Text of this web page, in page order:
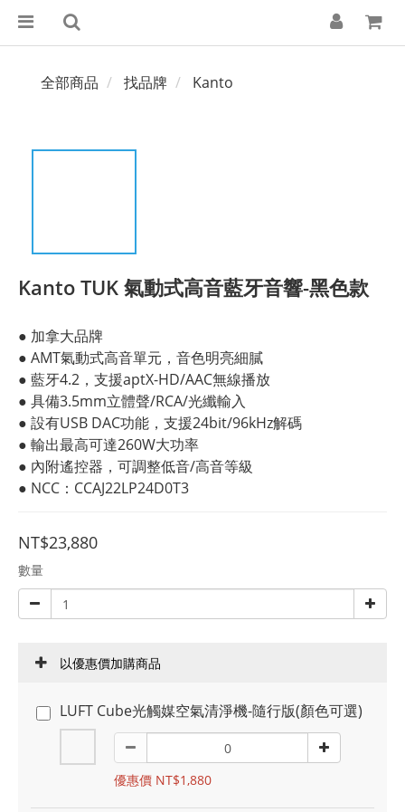
全部商品 找品牌 Kanto
Kanto TUK 氣動式高音藍牙音響-黑色款
● 加拿大品牌
● AMT氣動式高音單元，音色明亮細膩
● 藍牙4.2，支援aptX-HD/AAC無線播放
● 具備3.5mm立體聲/RCA/光纖輸入
● 設有USB DAC功能，支援24bit/96kHz解碼
● 輸出最高可達260W大功率
● 內附遙控器，可調整低音/高音等級
● NCC：CCAJ22LP24D0T3
NT$23,880
數量
以優惠價加購商品
LUFT Cube光觸媒空氣清淨機-隨行版(顏色可選)
優惠價 NT$1,880